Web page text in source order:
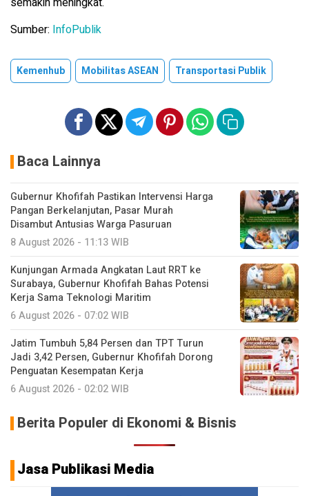
Sumber: InfoPublik
Kemenhub Mobilitas ASEAN Transportasi Publik
Baca Lainnya
Gubernur Khofifah Pastikan Intervensi Harga
Pangan Berkelanjutan, Pasar Murah
Disambut Antusias Warga Pasuruan
8 August 2026 - 11:13 WIB
Kunjungan Armada Angkatan Laut RRT ke
Surabaya, Gubernur Khofifah Bahas Potensi
Kerja Sama Teknologi Maritim
6 August 2026 - 07:02 WIB
Jatim Tumbuh 5,84 Persen dan TPT Turun
Jadi 3,42 Persen, Gubernur Khofifah Dorong
Penguatan Kesempatan Kerja
6 August 2026 - 02:02 WIB
Berita Populer di Ekonomi & Bisnis
Jasa Publikasi Media